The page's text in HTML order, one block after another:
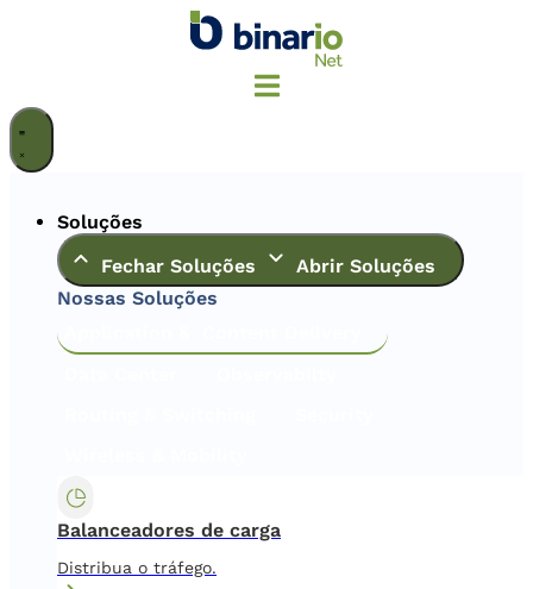
Soluções
Fechar Soluções
Abrir Soluções
Nossas Soluções
Balanceadores de carga
Distribua o tráfego.